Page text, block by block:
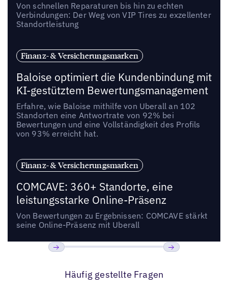
Von schnellen Reparaturen bis hin zu echten
Verbindungen: Der Weg von VIP Tires zu exzellenter
Standortleistung
Finanz- & Versicherungsmarken
Baloise optimiert die Kundenbindung mit
KI-gestütztem Bewertungsmanagement
Erfahre, wie Baloise mithilfe von Uberall an 102
Standorten eine Antwortrate von 92% bei
Bewertungen und eine Vollständigkeit des Profils
von 93% erreicht hat.
Finanz- & Versicherungsmarken
COMCAVE: 360+ Standorte, eine
leistungsstarke Online-Präsenz
Von Bewertungen zu Ergebnissen: COMCAVE stärkt
seine Online-Präsenz mit Uberall
Häufig gestellte Fragen